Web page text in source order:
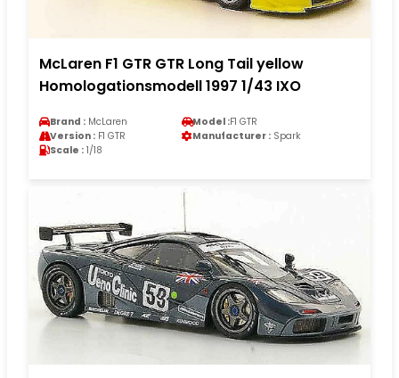
McLaren F1 GTR GTR Long Tail yellow
Homologationsmodell 1997 1/43 IXO
Brand : McLaren Model :F1 GTR
Version : F1 GTR Manufacturer : Spark
Scale : 1/18